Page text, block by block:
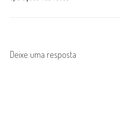
n
Deixe uma resposta